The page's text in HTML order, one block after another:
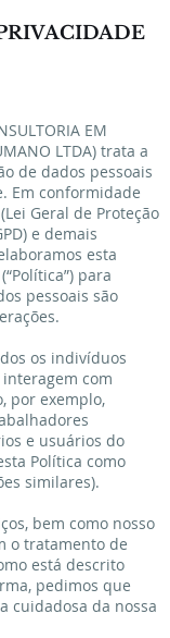
EM
LTDA) trata a
de dados pessoais
Em conformidade
Geral de Proteção
e demais
esta
para
pessoais são
os indivíduos
com
por exemplo,
e usuários do
Política como
similares).
bem como nosso
o tratamento de
está descrito
pedimos que
cuidadosa da nossa